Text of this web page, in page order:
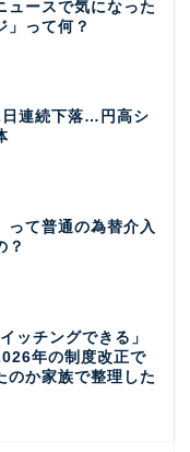
ュースで気になった
」って何？
日連続下落…円高シ
って普通の為替介入
？
ッチングできる」
年の制度改正で
のか家族で整理した